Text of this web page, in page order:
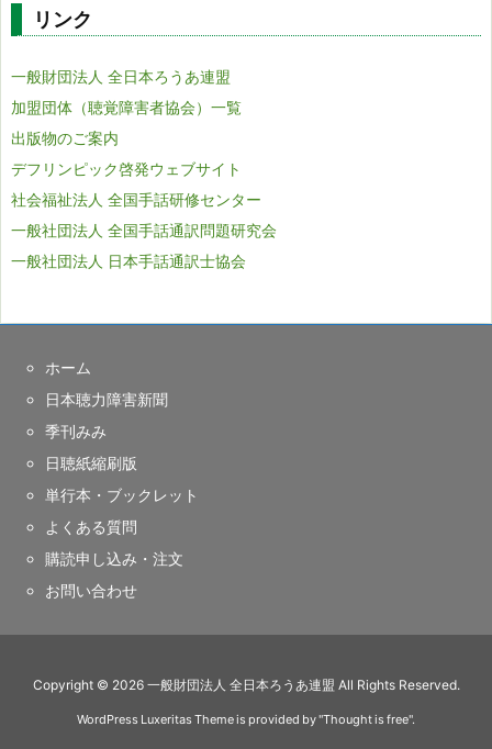
リンク
一般財団法人 全日本ろうあ連盟
加盟団体（聴覚障害者協会）一覧
出版物のご案内
デフリンピック啓発ウェブサイト
社会福祉法人 全国手話研修センター
一般社団法人 全国手話通訳問題研究会
一般社団法人 日本手話通訳士協会
ホーム
日本聴力障害新聞
季刊みみ
日聴紙縮刷版
単行本・ブックレット
よくある質問
購読申し込み・注文
お問い合わせ
Copyright © 2026 一般財団法人 全日本ろうあ連盟 All Rights Reserved.
WordPress Luxeritas Theme is provided by "Thought is free".